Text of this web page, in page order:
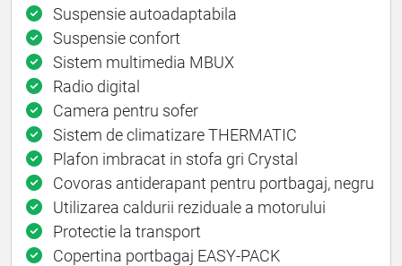
Suspensie autoadaptabila
Suspensie confort
Sistem multimedia MBUX
Radio digital
Camera pentru sofer
Sistem de climatizare THERMATIC
Plafon imbracat in stofa gri Crystal
Covoras antiderapant pentru portbagaj, negru
Utilizarea caldurii reziduale a motorului
Protectie la transport
Copertina portbagaj EASY-PACK